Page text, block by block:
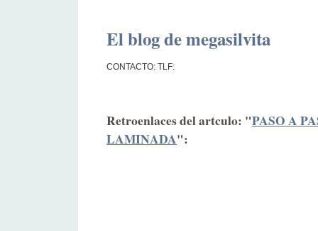
El blog de megasilvita
CONTACTO: TLF:
Retroenlaces del artculo: "PASO A
LAMINADA":